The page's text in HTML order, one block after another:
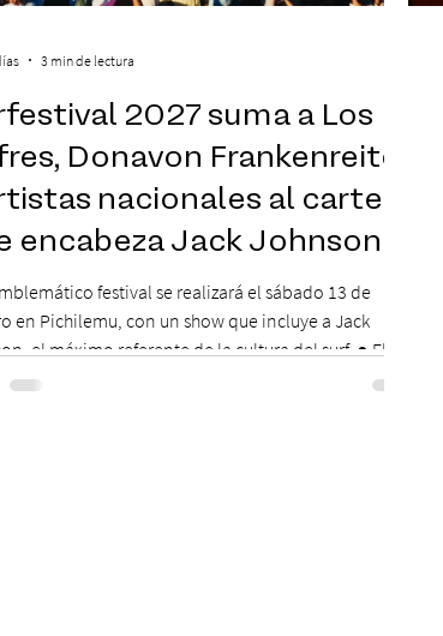
2027 suma a Los
Donavon Frankenreiter
nacionales al cartel
encabeza Jack Johnson
festival se realizará el sábado 13 de
en Pichilemu, con un show que incluye a Jack
el máximo referente de la cultura del surf. ● El
de agosto comienza la Preventa Exclusiva
3 min de lectura